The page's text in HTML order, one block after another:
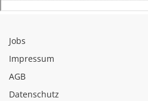
Jobs
Impressum
AGB
Datenschutz